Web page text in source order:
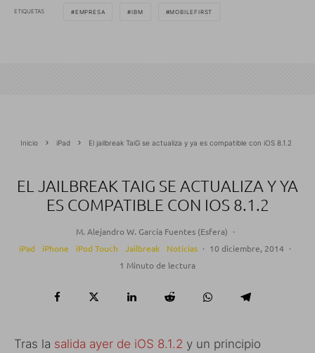
ETIQUETAS EMPRESA IBM MOBILEFIRST
Inicio iPad El jailbreak TaiG se actualiza y ya es compatible con iOS 8.1.2
EL JAILBREAK TAIG SE ACTUALIZA Y YA
ES COMPATIBLE CON IOS 8.1.2
M. Alejandro W. García Fuentes (Esfera) ·
iPad
iPhone iPod Touch Jailbreak Noticias · 10 diciembre, 2014 ·
1 Minuto de lectura
Tras la salida ayer de iOS 8.1.2 y un principio